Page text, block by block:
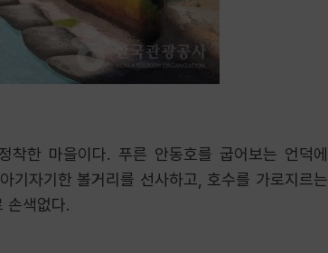
한 마을이다. 푸른 안동호를 굽어보는 언덕에
기자기한 볼거리를 선사하고, 호수를 가로지르는
손색없다.